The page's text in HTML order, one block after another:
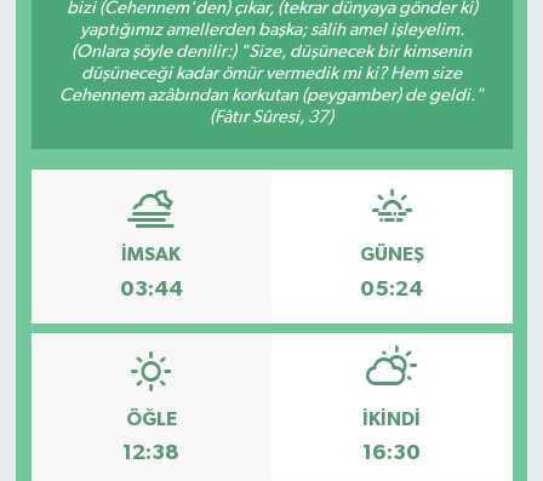
bizi (Cehennem'den) çıkar, (tekrar dünyaya gönder ki)
yaptığımız amellerden başka; sâlih amel işleyelim.
(Onlara şöyle denilir:) "Size, düşünecek bir kimsenin
düşüneceği kadar ömür vermedik mi ki? Hem size
Cehennem azâbından korkutan (peygamber) de geldi."
(Fâtır Sûresi, 37)
İMSAK
03:44
GÜNEŞ
05:24
ÖĞLE
12:38
İKINDI
16:30
Magazin
Duyurular
Kadın
Teknoloji
Yerel Haber
Akhisar Emlak
Etiketler
Duyurular
Tarım-Gıda
Sektörel
Röportaj
Dünya